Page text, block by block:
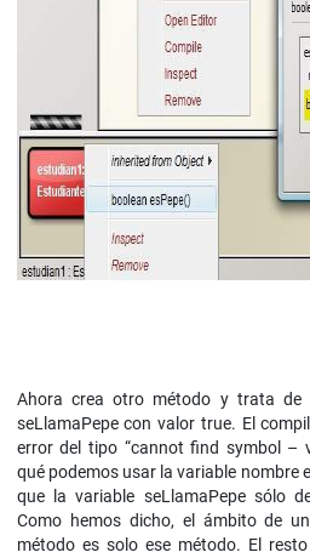
Ahora crea otro método y trata de
seLlamaPepe con valor true. El
error del tipo “cannot find symbol –
qué podemos usar la variable nombre
que la variable seLlamaPepe sólo
Como hemos dicho, el ámbito de
método es solo ese método. El